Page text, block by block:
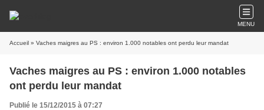
MENU
Accueil » Vaches maigres au PS : environ 1.000 notables ont perdu leur mandat
Vaches maigres au PS : environ 1.000 notables
ont perdu leur mandat
Publié le 15/12/2015 à 07:27